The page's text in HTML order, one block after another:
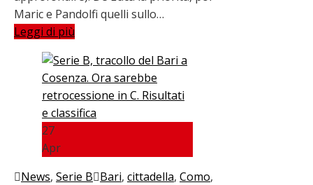
Maric e Pandolfi quelli sullo…
Leggi di più
27
Apr
News, Serie B Bari, cittadella, Como,